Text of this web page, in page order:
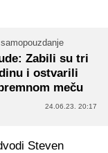
Zabili su tri
i ostvarili
meču
24.06.23. 20:17
Steven